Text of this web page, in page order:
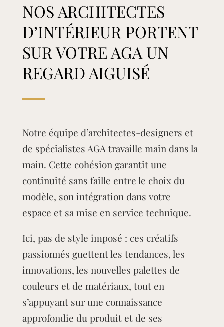
NOS ARCHITECTES
D’INTÉRIEUR PORTENT
SUR VOTRE AGA UN
REGARD AIGUISÉ
Notre équipe d’architectes-designers et
de spécialistes AGA travaille main dans la
main. Cette cohésion garantit une
continuité sans faille entre le choix du
modèle, son intégration dans votre
espace et sa mise en service technique.
Ici, pas de style imposé : ces créatifs
passionnés guettent les tendances, les
innovations, les nouvelles palettes de
couleurs et de matériaux, tout en
s’appuyant sur une connaissance
approfondie du produit et de ses